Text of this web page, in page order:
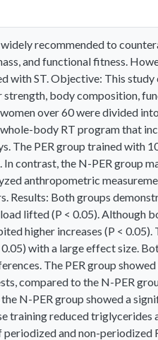
recommended to
and functional fitness.
with ST. Objective: This
strength, body composition,
over 60 were divided
body RT program that
The PER group trained
contrast, the N-PER group
anthropometric
Results: Both groups
lifted (P < 0.05). Although
higher increases (P <
with a large effect size.
The PER group
compared to the N-PER
N-PER group showed a
training reduced triglycerides
and non-